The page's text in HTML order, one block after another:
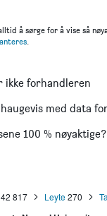
å sørge for å vise så
.
ikke forhandleren
med data
100 % nøyaktige?
42 817 Leyte270